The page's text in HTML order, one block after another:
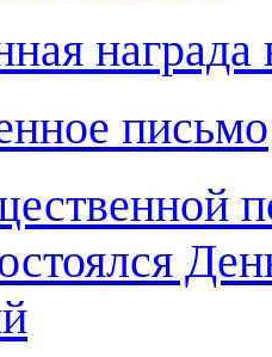
письмо